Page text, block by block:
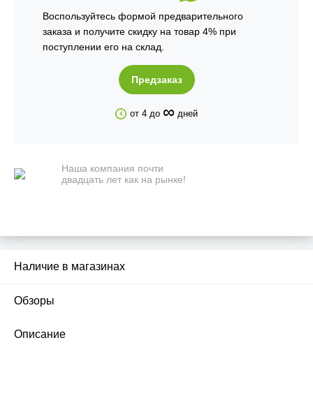
Воспользуйтесь формой предварительного
заказа и получите скидку на товар 4% при
поступлении его на склад.
Предзаказ
от 4 до ∞ дней
Наша компания почти
двадцать лет как на рынке!
Наличие в магазинах
Обзоры
Описание